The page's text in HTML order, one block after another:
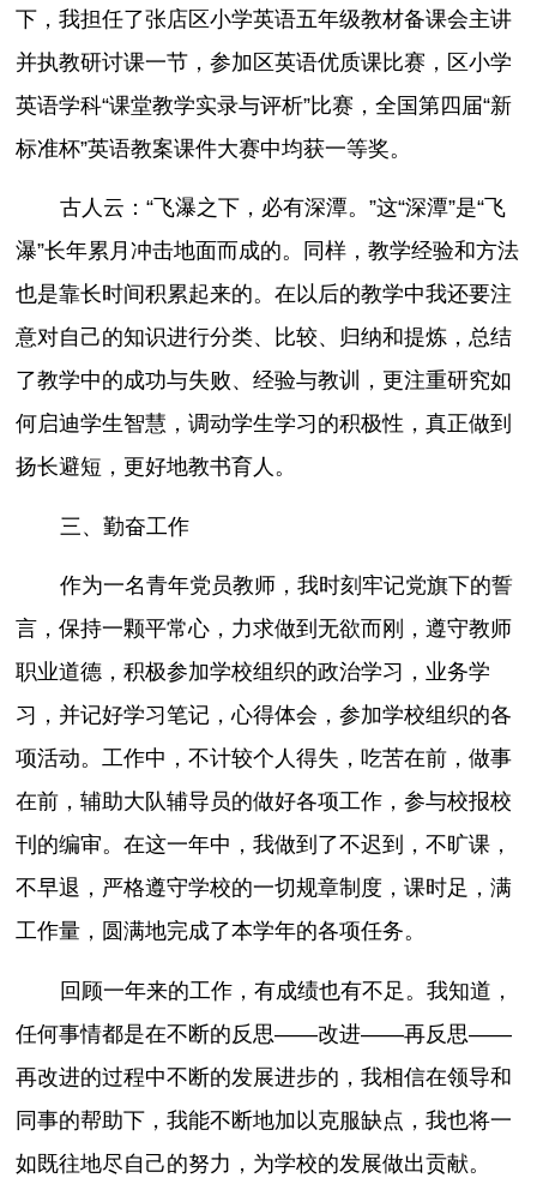
下，我担任了张店区小学英语五年级教材备课会主讲
并执教研讨课一节，参加区英语优质课比赛，区小学
英语学科“课堂教学实录与评析”比赛，全国第四届“新
标准杯”英语教案课件大赛中均获一等奖。
古人云：“飞瀑之下，必有深潭。”这“深潭”是“飞
瀑”长年累月冲击地面而成的。同样，教学经验和方法
也是靠长时间积累起来的。在以后的教学中我还要注
意对自己的知识进行分类、比较、归纳和提炼，总结
了教学中的成功与失败、经验与教训，更注重研究如
何启迪学生智慧，调动学生学习的积极性，真正做到
扬长避短，更好地教书育人。
三、勤奋工作
作为一名青年党员教师，我时刻牢记党旗下的誓
言，保持一颗平常心，力求做到无欲而刚，遵守教师
职业道德，积极参加学校组织的政治学习，业务学
习，并记好学习笔记，心得体会，参加学校组织的各
项活动。工作中，不计较个人得失，吃苦在前，做事
在前，辅助大队辅导员的做好各项工作，参与校报校
刊的编审。在这一年中，我做到了不迟到，不旷课，
不早退，严格遵守学校的一切规章制度，课时足，满
工作量，圆满地完成了本学年的各项任务。
回顾一年来的工作，有成绩也有不足。我知道，
任何事情都是在不断的反思——改进——再反思——
再改进的过程中不断的发展进步的，我相信在领导和
同事的帮助下，我能不断地加以克服缺点，我也将一
如既往地尽自己的努力，为学校的发展做出贡献。